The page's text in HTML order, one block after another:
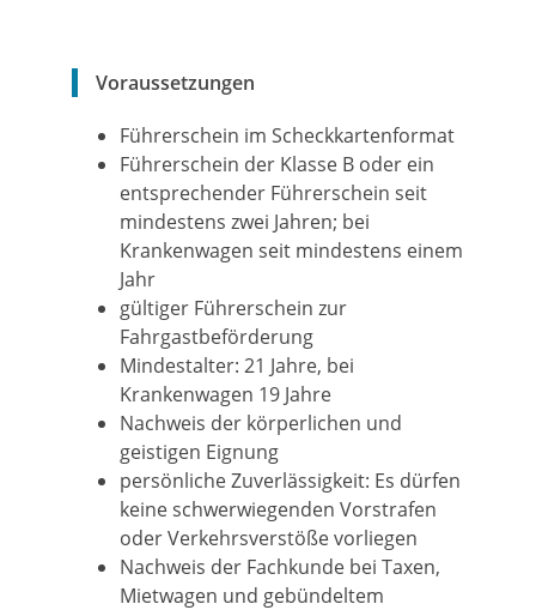
Voraussetzungen
Führerschein im Scheckkartenformat
Führerschein der Klasse B oder ein
entsprechender Führerschein seit
mindestens zwei Jahren; bei
Krankenwagen seit mindestens einem
Jahr
gültiger Führerschein zur
Fahrgastbeförderung
Mindestalter: 21 Jahre, bei
Krankenwagen 19 Jahre
Nachweis der körperlichen und
geistigen Eignung
persönliche Zuverlässigkeit: Es dürfen
keine schwerwiegenden Vorstrafen
oder Verkehrsverstöße vorliegen
Nachweis der Fachkunde bei Taxen,
Mietwagen und gebündeltem